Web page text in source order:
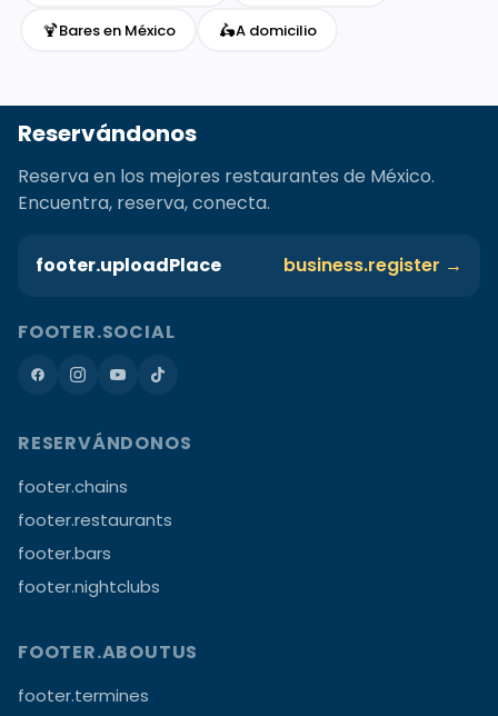
🍹Bares en México 🛵A domicilio
Reservándonos
Reserva en los mejores restaurantes de México.
Encuentra, reserva, conecta.
footer.uploadPlace business.register →
FOOTER.SOCIAL
RESERVÁNDONOS
footer.chains
footer.restaurants
footer.bars
footer.nightclubs
FOOTER.ABOUTUS
footer.termines